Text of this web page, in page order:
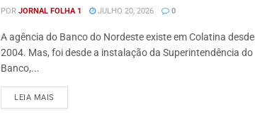
POR JORNAL FOLHA 1 JULHO 20, 2026 0
A agência do Banco do Nordeste existe em Colatina desde
2004. Mas, foi desde a instalação da Superintendência do
Banco,...
LEIA MAIS